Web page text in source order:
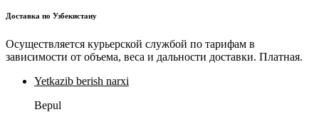
Доставка по Узбекистану
Осуществляется курьерской службой по тарифам в
зависимости от объема, веса и дальности доставки. Платная.
Yetkazib berish narxi
Bepul